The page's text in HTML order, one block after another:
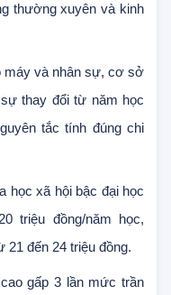
xuyên, tức Nhà
thường xuyên và kinh
và nhân sự, cơ sở
thay đổi từ năm học
tắc tính đúng chi
học xã hội bậc đại học
triệu đồng/năm học,
21 đến 24 triệu đồng.